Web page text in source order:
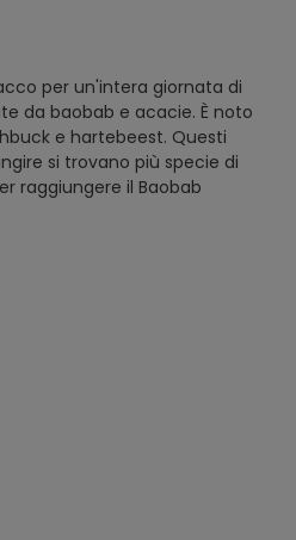
per un'intera giornata di
da baobab e acacie. È noto
e hartebeest. Questi
si trovano più specie di
raggiungere il Baobab